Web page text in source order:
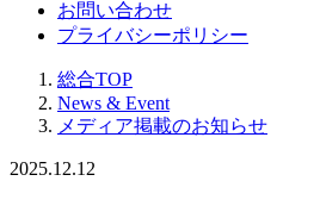
お問い合わせ
プライバシーポリシー
総合TOP
News & Event
メディア掲載のお知らせ
2025.12.12